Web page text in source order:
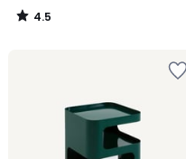
4.5
/